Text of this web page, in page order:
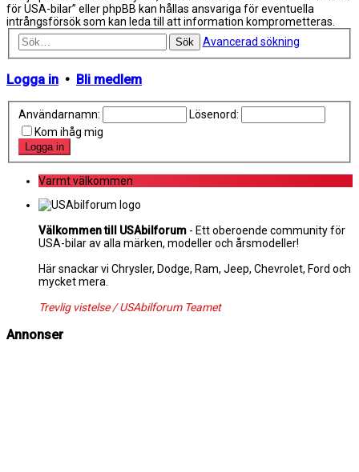
för USA-bilar” eller phpBB kan hållas ansvariga för eventuella
intrångsförsök som kan leda till att information komprometteras.
Sök Avancerad sökning
Logga in • Bli medlem
Användarnamn:
Lösenord:
Kom ihåg mig
Varmt välkommen
Välkommen till USAbilforum - Ett oberoende community för
USA-bilar av alla märken, modeller och årsmodeller!
Här snackar vi Chrysler, Dodge, Ram, Jeep, Chevrolet, Ford och
mycket mera.
Trevlig vistelse / USAbilforum Teamet
Annonser